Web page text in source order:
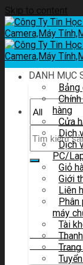
Skip to content
Liên hệ tư
Và báo giá
HOTLINE
0914 580 683
DANH MỤC
Bảng
hàng
Cửa
Dịch
Dịch
PC/
Giỏ
Giới
Liên
Phân
máy
Tài